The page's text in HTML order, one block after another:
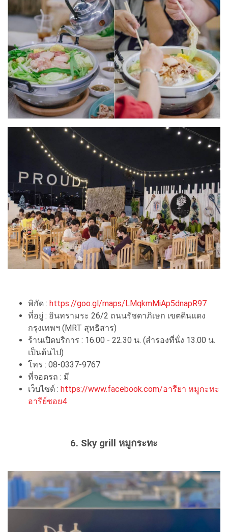
พิกัด : https://goo.gl/maps/LMqkmMiAp5dnapR97
ที่อยู่ : อินทรามระ 26/2 ถนนรัชดาภิเษก เขตดินแดง
กรุงเทพฯ (MRT สุทธิสาร)
ร้านเปิดบริการ : 16.00 - 22.30 น. (สำรองที่นั่ง 13.00 น.
เป็นต้นไป)
โทร : 08-0337-9767
ที่จอดรถ : มี
เว็บไซต์ : https://www.facebook.com/อารียา หมูกะทะ
อารีย์ซอย4
6. Sky grill หมูกระทะ